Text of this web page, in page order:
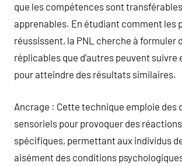
que les compétences sont
apprenables. En étudiant comment les
réussissent, la PNL cherche à formuler
réplicables que d’autres peuvent suivre
pour atteindre des résultats similaires.
Ancrage : Cette technique emploie des
sensoriels pour provoquer des
spécifiques, permettant aux individus
aisément des conditions